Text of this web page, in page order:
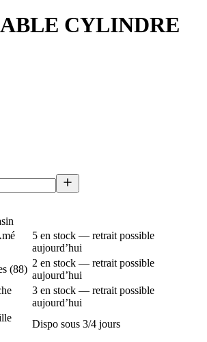
CYLINDRE
5 en stock — retrait possible
aujourd’hui
(88)
2 en stock — retrait possible
aujourd’hui
3 en stock — retrait possible
aujourd’hui
Dispo sous 3/4 jours